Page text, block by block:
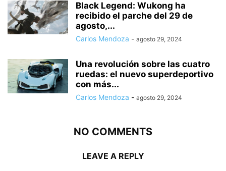
Black Legend: Wukong ha
recibido el parche del 29 de
agosto,...
Carlos Mendoza - agosto 29, 2024
Una revolución sobre las cuatro
ruedas: el nuevo superdeportivo
con más...
Carlos Mendoza - agosto 29, 2024
NO COMMENTS
LEAVE A REPLY